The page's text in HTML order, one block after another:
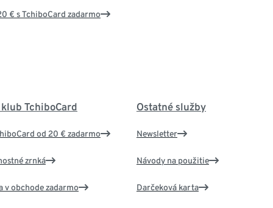
€ s TchiboCard zadarmo
TchiboCard
od 20 € zadarmo
zrnká
v obchode zadarmo
Ostatné služby
Newsletter
Návody na použitie
Darčeková karta